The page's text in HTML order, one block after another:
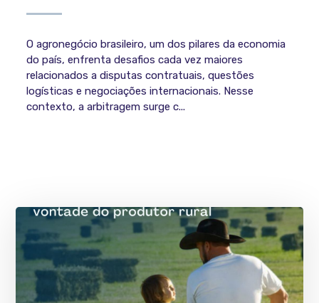
O agronegócio brasileiro, um dos pilares da economia
do país, enfrenta desafios cada vez maiores
relacionados a disputas contratuais, questões
logísticas e negociações internacionais. Nesse
contexto, a arbitragem surge c...